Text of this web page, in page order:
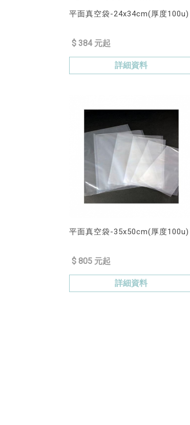
平面真空袋-24x34cm(厚度100u)
$ 384 元起
詳細資料
平面真空袋-35x50cm(厚度100u)
$ 805 元起
詳細資料